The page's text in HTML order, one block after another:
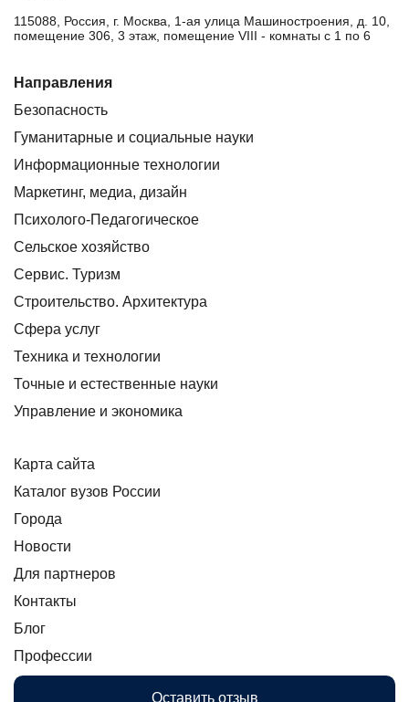
115088, Россия, г. Москва, 1-ая улица Машиностроения, д. 10,
помещение 306, 3 этаж, помещение VIII - комнаты с 1 по 6
Направления
Безопасность
Гуманитарные и социальные науки
Информационные технологии
Маркетинг, медиа, дизайн
Психолого-Педагогическое
Сельское хозяйство
Сервис. Туризм
Строительство. Архитектура
Сфера услуг
Техника и технологии
Точные и естественные науки
Управление и экономика
Карта сайта
Каталог вузов России
Города
Новости
Для партнеров
Контакты
Блог
Профессии
Оставить отзыв